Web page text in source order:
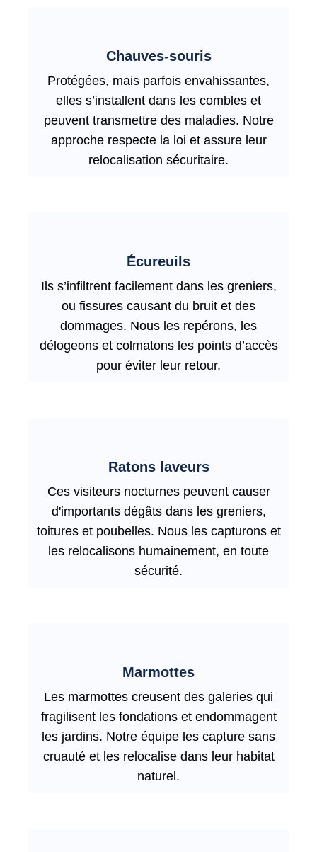
Chauves-souris
Protégées, mais parfois envahissantes,
elles s’installent dans les combles et
peuvent transmettre des maladies. Notre
approche respecte la loi et assure leur
relocalisation sécuritaire.
Écureuils
Ils s’infiltrent facilement dans les greniers,
ou fissures causant du bruit et des
dommages. Nous les repérons, les
délogeons et colmatons les points d’accès
pour éviter leur retour.
Ratons laveurs
Ces visiteurs nocturnes peuvent causer
d'importants dégâts dans les greniers,
toitures et poubelles. Nous les capturons et
les relocalisons humainement, en toute
sécurité.
Marmottes
Les marmottes creusent des galeries qui
fragilisent les fondations et endommagent
les jardins. Notre équipe les capture sans
cruauté et les relocalise dans leur habitat
naturel.